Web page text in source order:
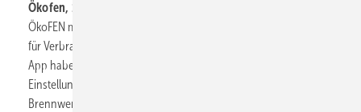
Ökofen, 11.0-C22:
ÖkoFEN myPelletronic-App, die von der Deutschen Gesellschaft
für Verbraucherstudien (DtGV) ausgezeichnet wurde. Über die
App haben Nutzer jederzeit mit nur einem Klick Zugriff auf alle
Einstellungen ihrer Pelletheizung. Außerdem zu sehen die neuen
Brennwertreihen Pellematic Compact (10–18 kW) sowie